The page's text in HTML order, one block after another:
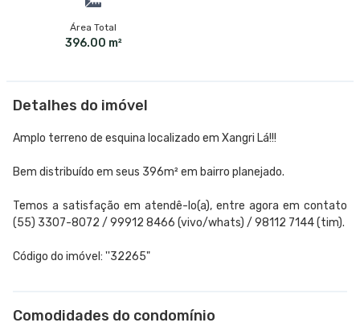
Área Total
396.00 m²
Detalhes do imóvel
Amplo terreno de esquina localizado em Xangri Lá!!!
Bem distribuído em seus 396m² em bairro planejado.
Temos a satisfação em atendê-lo(a), entre agora em contato
(55) 3307-8072 / 99912 8466 (vivo/whats) / 98112 7144 (tim).
Código do imóvel: ''32265"
Comodidades do condomínio